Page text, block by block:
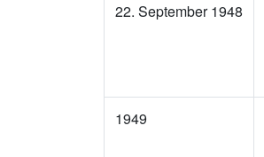
22. September 1948
1949